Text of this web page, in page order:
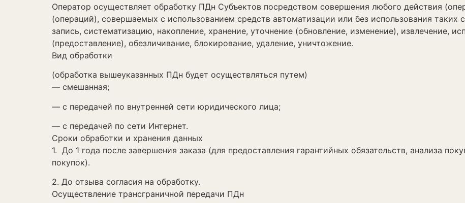
Оператор осуществляет обработку ПДн Субъектов посредством совершения любого действия
(операций), совершаемых с использованием средств автоматизации или без использования таких
запись, систематизацию, накопление, хранение, уточнение (обновление, изменение), извлечение,
(предоставление), обезличивание, блокирование, удаление, уничтожение.
Вид обработки
(обработка вышеуказанных ПДн будет осуществляться путем)
— смешанная;
— с передачей по внутренней сети юридического лица;
— с передачей по сети Интернет.
Сроки обработки и хранения данных
1. До 1 года после завершения заказа (для предоставления гарантийных обязательств, анализа
покупок).
2. До отзыва согласия на обработку.
Осуществление трансграничной передачи ПДн